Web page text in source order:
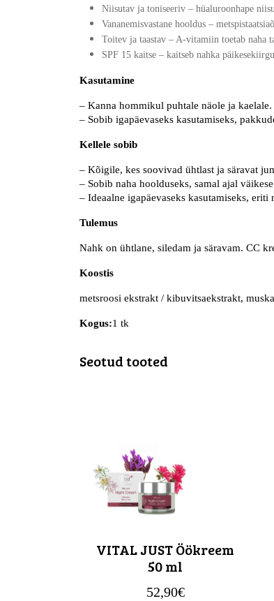
Niisutav ja toniseeriv – hüaluroonhape
Vananemisvastane hooldus –
Toitev ja taastav – A-vitamiin toetab naha
SPF 15 kaitse – kaitseb nahka
Kasutamine
– Kanna hommikul puhtale näole ja kaelale.
– Sobib igapäevaseks kasutamiseks,
Kellele sobib
– Kõigile, kes soovivad ühtlast ja säravat
– Sobib naha hoolduseks, samal ajal
– Ideaalne igapäevaseks kasutamiseks, eriti
Tulemus
Nahk on ühtlane, siledam ja säravam. CC
Koostis
metsroosi ekstrakt / kibuvitsaekstrakt,
Kogus:1 tk
Seotud tooted
VITAL JUST Öökreem
50 ml
€
52,90